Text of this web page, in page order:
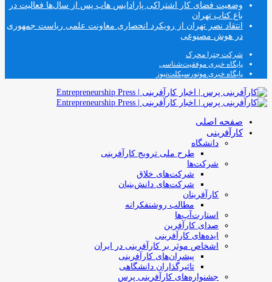
وضعیت فضای کار اشتراکی پارادایس هاب پس از سال‌ها فعالیت در
باغ کتاب تهران
انتقاد نصر تهران از رویکرد انحصاری معاونت علمی ریاست جمهوری
در هوش مصنوعی
شرکت چترا محرک
پایگاه خبری موفقیت‌شناسی
پایگاه خبری موتورسیکلت‌نیوز
صفحه اصلی
کارآفرینی
دانشگاه
طرح ملی ترویج کارآفرینی
شرکت‌ها
شرکت‌های خلاق
شرکت‌های دانش‌بنیان
کارآفرینان
مطالب روشنفکرانه
استارت‌آپ‌ها
صدای کارآفرین
ایده‌های کارآفرینی
اشخاص موثر بر کارآفرینی در ایران
پیشران‌های کارآفرینی
تاثیرگذاران دانشگاهی
جشنواره‌های کارآفرینی‌ پرس